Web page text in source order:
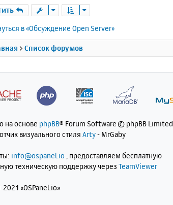
в «Обсуждение Open Server»
Список форумов
на основе phpBB® Forum Software © phpBB Limited
визуального стиля Arty- MrGaby
info@ospanel.io , предоставляем бесплатную
техническую поддержку через TeamViewer
2021 «OSPanel.io»